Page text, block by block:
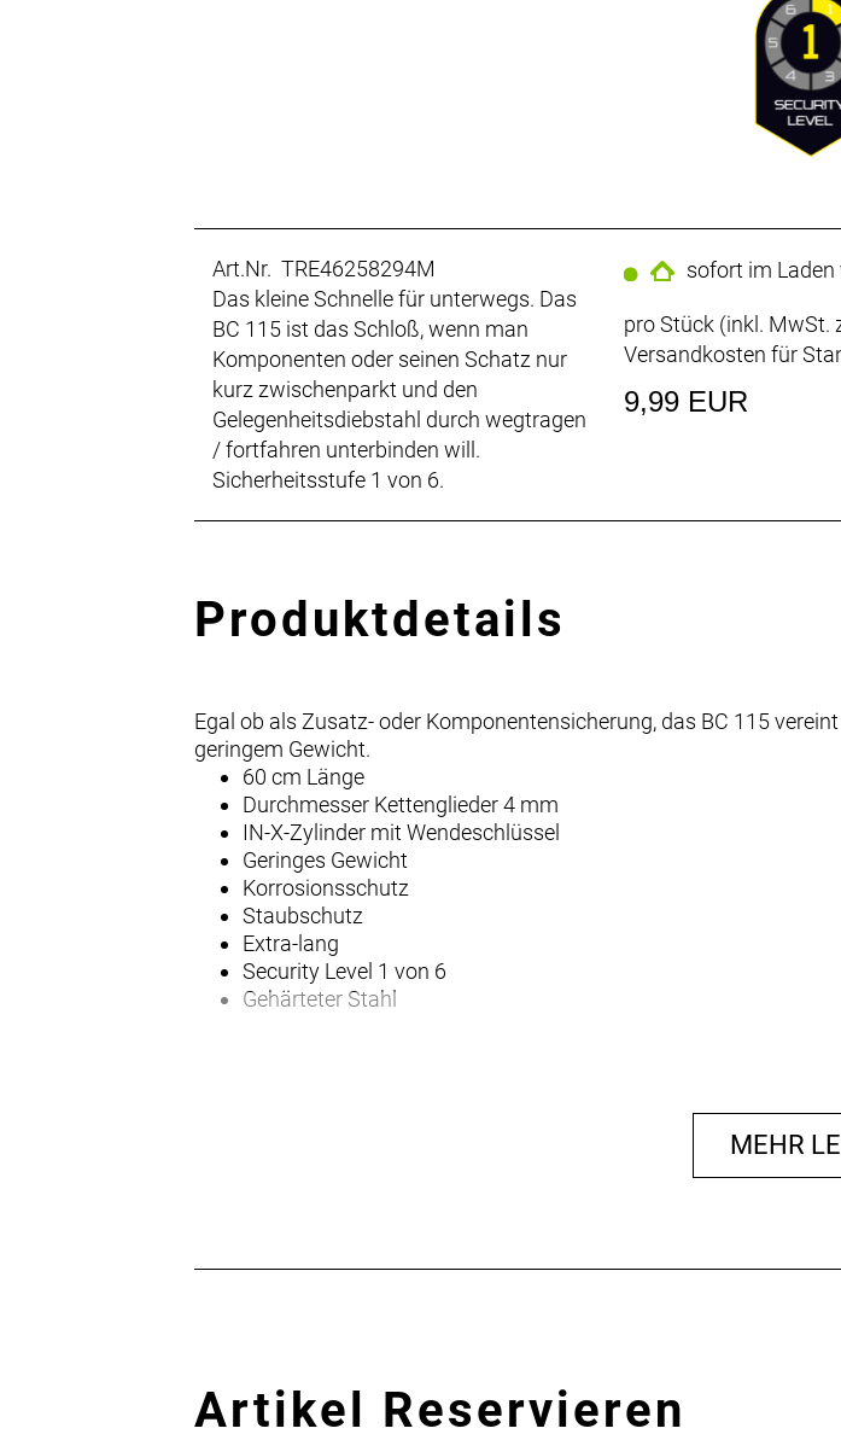
Art.Nr. TRE46258294M
Das kleine Schnelle für unterwegs. Das
BC 115 ist das Schloß, wenn man
Komponenten oder seinen Schatz nur
kurz zwischenparkt und den
Gelegenheitsdiebstahl durch wegtragen
/ fortfahren unterbinden will.
Sicherheitsstufe 1 von 6.
sofort im
pro Stück (inkl. MwSt.
Versandkosten für
9,99 EUR
Produktdetails
Egal ob als Zusatz- oder Komponentensicherung, das BC 115
geringem Gewicht.
60 cm Länge
Durchmesser Kettenglieder 4 mm
IN-X-Zylinder mit Wendeschlüssel
Geringes Gewicht
Korrosionsschutz
Staubschutz
Extra-lang
Security Level 1 von 6
Gehärteter Stahl
MEHR
Artikel Reservieren